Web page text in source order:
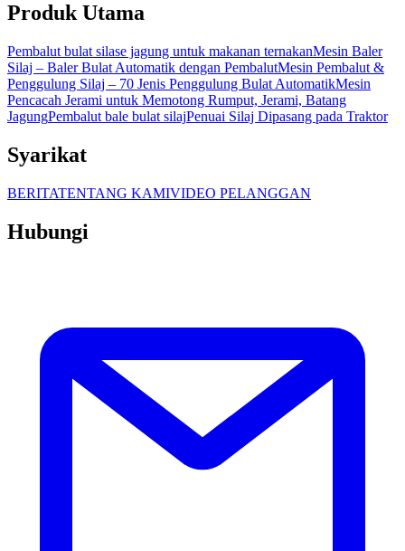
Produk Utama
Pembalut bulat silase jagung untuk makanan ternakanMesin Baler
Silaj – Baler Bulat Automatik dengan PembalutMesin Pembalut &
Penggulung Silaj – 70 Jenis Penggulung Bulat AutomatikMesin
Pencacah Jerami untuk Memotong Rumput, Jerami, Batang
JagungPembalut bale bulat silajPenuai Silaj Dipasang pada Traktor
Syarikat
BERITATENTANG KAMIVIDEO PELANGGAN
Hubungi